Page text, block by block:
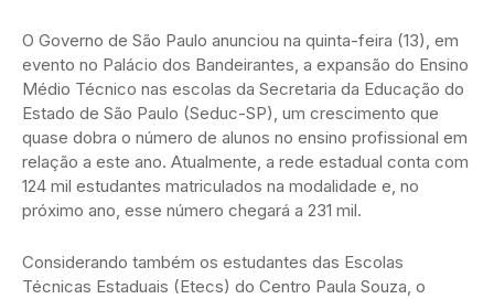
O Governo de São Paulo anunciou na quinta-feira (13), em
evento no Palácio dos Bandeirantes, a expansão do Ensino
Médio Técnico nas escolas da Secretaria da Educação do
Estado de São Paulo (Seduc-SP), um crescimento que
quase dobra o número de alunos no ensino profissional em
relação a este ano. Atualmente, a rede estadual conta com
124 mil estudantes matriculados na modalidade e, no
próximo ano, esse número chegará a 231 mil.
Considerando também os estudantes das Escolas
Técnicas Estaduais (Etecs) do Centro Paula Souza, o